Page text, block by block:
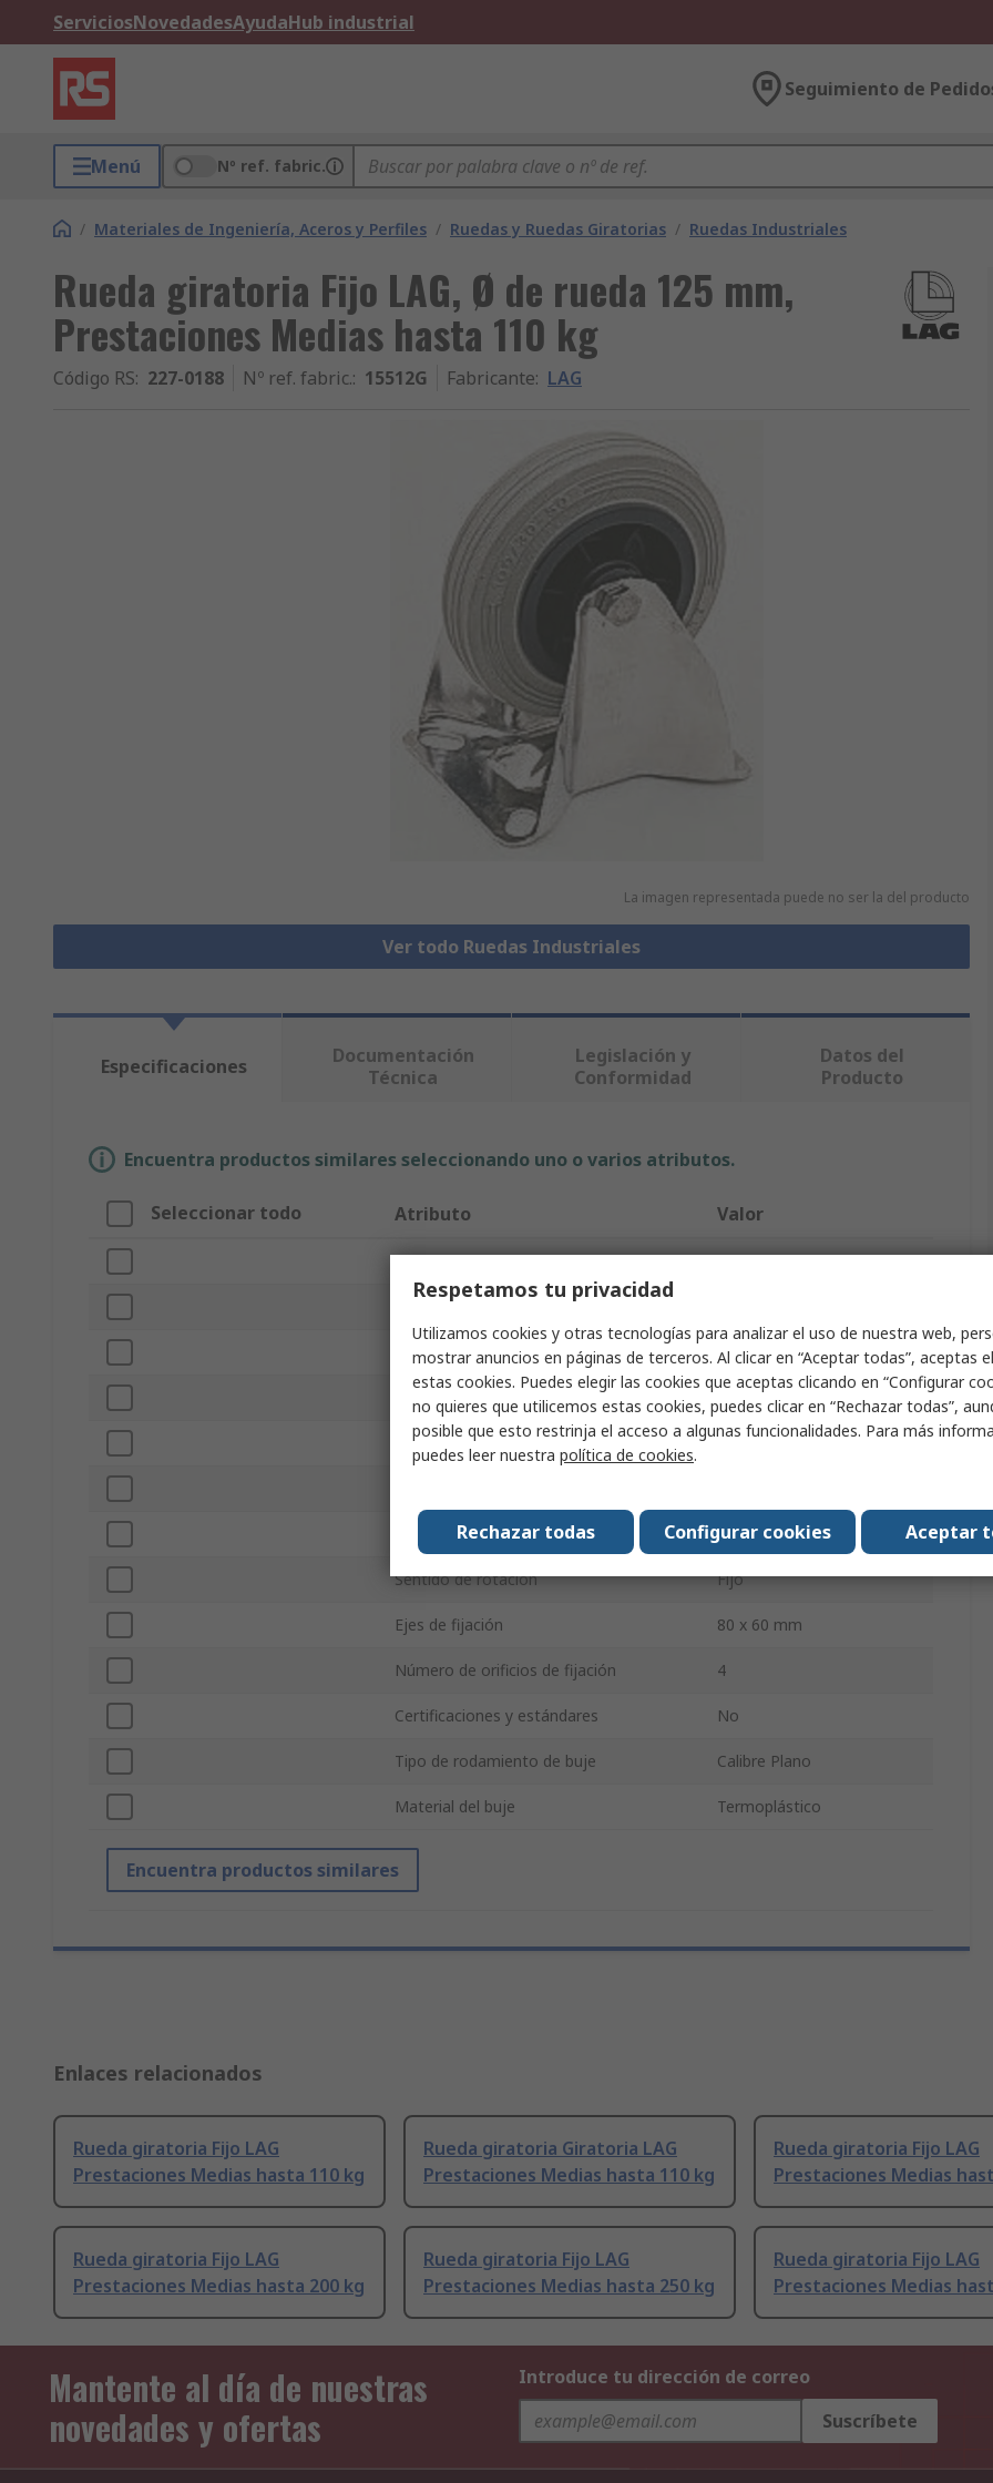
ServiciosNovedadesAyudaHub industrial
Seguimiento de
Menú Nº ref. fabric.
/ Materiales de Ingeniería, Aceros y Perfiles / Ruedas y Ruedas Giratorias / Ruedas Industriales
Rueda giratoria Fijo LAG, Ø de rueda 125 mm,
Prestaciones Medias hasta 110 kg
Código RS: 227-0188 Nº ref. fabric.: 15512G Fabricante: LAG
La imagen representada puede no ser la del producto
Ver todo Ruedas Industriales
Especificaciones
Documentación
Técnica
Legislación y
Conformidad
Datos del
Producto
Encuentra productos similares seleccionando uno o varios atributos.
Seleccionar todo Atributo Valor
Marca LAG
Diámetro de rueda
Tipo de producto Rueda giratoria
Capacidad de carga Prestaciones Medias
Altura total 154mm
Anchura de rueda 37.5mm
Sentido de rotación Fijo
Ejes de fijación 80 x 60 mm
Número de orificios de fijación 4
Certificaciones y estándares No
Tipo de rodamiento de buje Calibre Plano
Material del buje Termoplástico
Encuentra productos similares
Enlaces relacionados
Rueda giratoria Fijo LAG
Prestaciones Medias hasta 110 kg
Rueda giratoria Giratoria LAG
Prestaciones Medias hasta 110 kg
Rueda giratoria Fijo LAG
Prestaciones Medias
Rueda giratoria Fijo LAG
Prestaciones Medias hasta 200 kg
Rueda giratoria Fijo LAG
Prestaciones Medias hasta 250 kg
Rueda giratoria Fijo LAG
Prestaciones Medias
Mantente al día de nuestras
novedades y ofertas
Introduce tu dirección de correo
Suscríbete
Respetamos tu privacidad
Utilizamos cookies y otras tecnologías para analizar el uso de nuestra web,
mostrar anuncios en páginas de terceros. Al clicar en “Aceptar todas”, aceptas
estas cookies. Puedes elegir las cookies que aceptas clicando en “Configurar
no quieres que utilicemos estas cookies, puedes clicar en “Rechazar todas”,
posible que esto restrinja el acceso a algunas funcionalidades. Para más
puedes leer nuestra política de cookies.
Aceptar
Configurar cookies
Rechazar todas